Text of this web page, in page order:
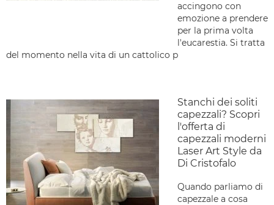
accingono con
emozione a prendere
per la prima volta
l'eucarestia. Si tratta
del momento nella vita di un cattolico p
Stanchi dei soliti
capezzali? Scopri
l'offerta di
capezzali moderni
Laser Art Style da
Di Cristofalo
Quando parliamo di
capezzale a cosa